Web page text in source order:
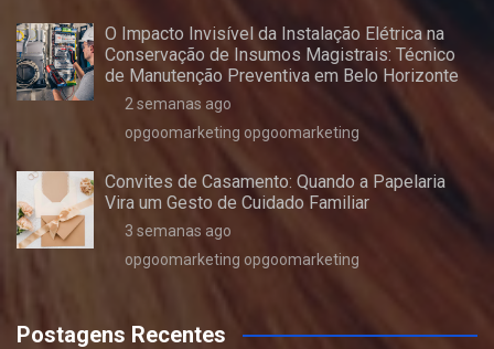
O Impacto Invisível da Instalação Elétrica na
Conservação de Insumos Magistrais: Técnico
de Manutenção Preventiva em Belo Horizonte
2 semanas ago
opgoomarketing opgoomarketing
Convites de Casamento: Quando a Papelaria
Vira um Gesto de Cuidado Familiar
3 semanas ago
opgoomarketing opgoomarketing
Postagens Recentes